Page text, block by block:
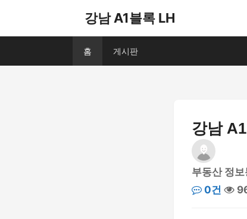
강남 A1블록 LH
홈 게시판
강남
부동산 정
0건